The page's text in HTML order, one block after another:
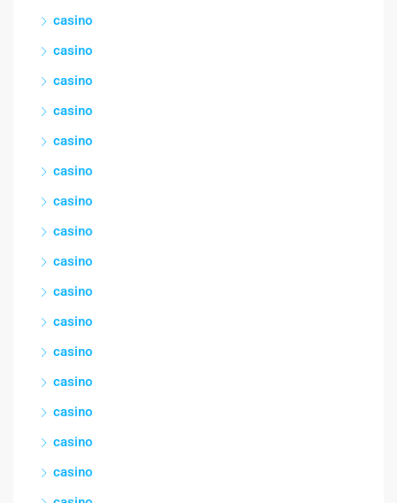
casino
casino
casino
casino
casino
casino
casino
casino
casino
casino
casino
casino
casino
casino
casino
casino